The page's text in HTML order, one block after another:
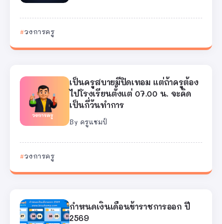
วงการครู
เป็นครูสบายมีปิดเทอม แต่ถ้าครูต้อง
ไปโรงเรียนตั้งแต่ 07.00 น. จะคิด
เป็นกี่วันทำการ
By ครูแชมป์
วงการครู
กำหนดเงินเดือนข้าราชการออก ปี
2569